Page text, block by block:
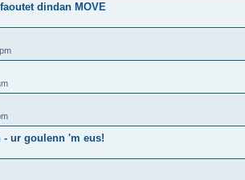
dindan MOVE
ur goulenn 'm eus!